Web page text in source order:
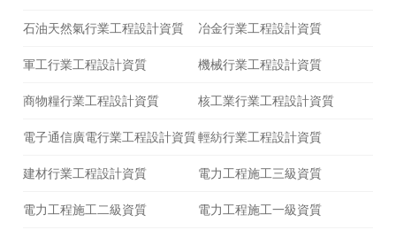
石油天然氣行業工程設計資質 冶金行業工程設計資質
軍工行業工程設計資質 機械行業工程設計資質
商物糧行業工程設計資質 核工業行業工程設計資質
電子通信廣電行業工程設計資質輕紡行業工程設計資質
建材行業工程設計資質 電力工程施工三級資質
電力工程施工二級資質 電力工程施工一級資質